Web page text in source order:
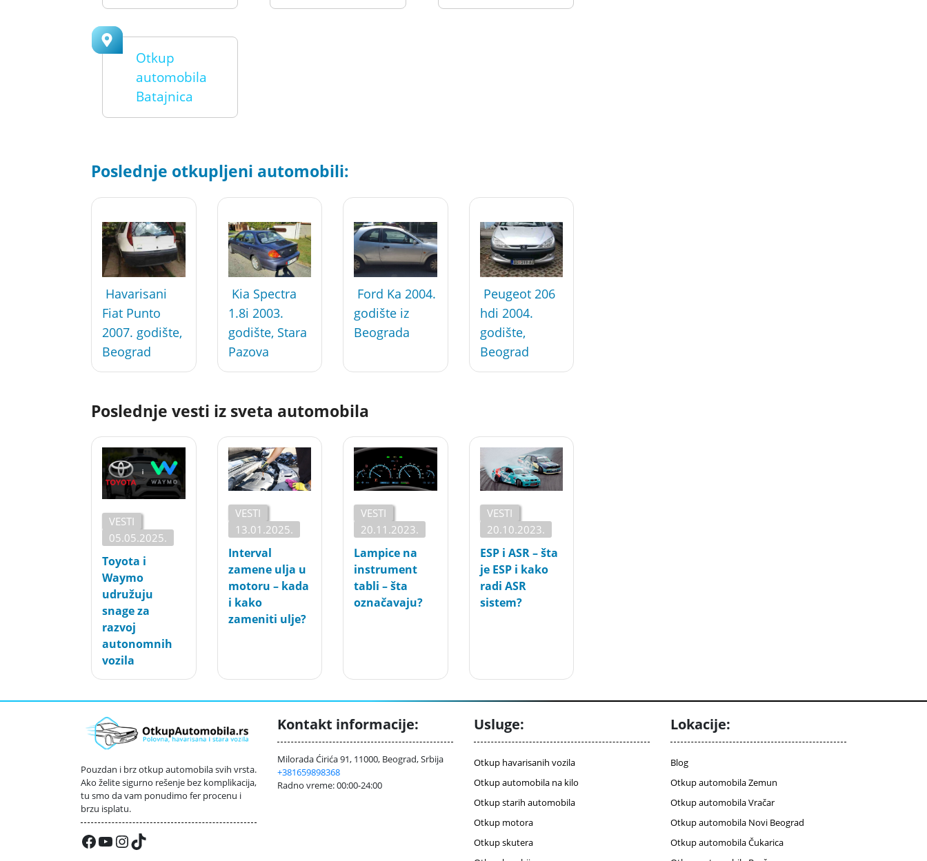
Otkup
automobila
Batajnica
Poslednje otkupljeni automobili:
Havarisani
Fiat Punto
2007. godište,
Beograd
Kia Spectra
1.8i 2003.
godište, Stara
Pazova
Ford Ka 2004.
godište iz
Beograda
Peugeot 206
hdi 2004.
godište,
Beograd
Poslednje vesti iz sveta automobila
VESTI
05.05.2025.
Toyota i
Waymo
udružuju
snage za
razvoj
autonomnih
vozila
VESTI
13.01.2025.
Interval
zamene ulja u
motoru – kada
i kako
zameniti ulje?
VESTI
20.11.2023.
Lampice na
instrument
tabli – šta
označavaju?
VESTI
20.10.2023.
ESP i ASR – šta
je ESP i kako
radi ASR
sistem?
Pouzdan i brz otkup automobila svih vrsta.
Ako želite sigurno rešenje bez komplikacija,
tu smo da vam ponudimo fer procenu i
brzu isplatu.
Facebook
YouTube
Instagram
TikTok
Kontakt informacije:
Milorada Ćirića 91, 11000, Beograd, Srbija
+381659898368
Radno vreme: 00:00-24:00
Usluge:
Otkup havarisanih vozila
Otkup automobila na kilo
Otkup starih automobila
Otkup motora
Otkup skutera
Lokacije:
Blog
Otkup automobila Zemun
Otkup automobila Vračar
Otkup automobila Novi Beograd
Otkup automobila Čukarica